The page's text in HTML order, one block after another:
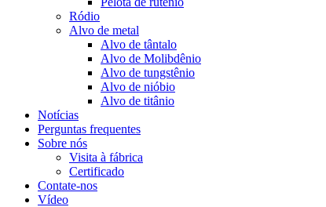
Ródio
Alvo de metal
Alvo de tântalo
Alvo de Molibdênio
Alvo de tungstênio
Alvo de nióbio
Alvo de titânio
Notícias
Perguntas frequentes
Sobre nós
Visita à fábrica
Certificado
Contate-nos
Vídeo